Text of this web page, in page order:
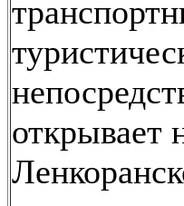
открывает